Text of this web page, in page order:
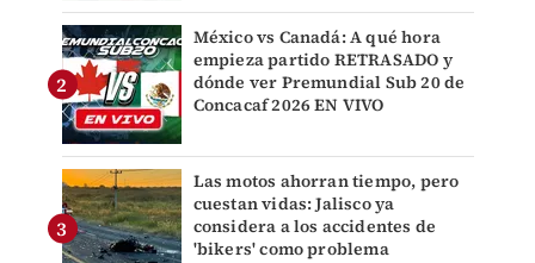
México vs Canadá: A qué hora
empieza partido RETRASADO y
dónde ver Premundial Sub 20 de
Concacaf 2026 EN VIVO
Las motos ahorran tiempo, pero
cuestan vidas: Jalisco ya
considera a los accidentes de
'bikers' como problema